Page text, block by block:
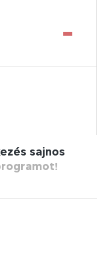
-
sajnos